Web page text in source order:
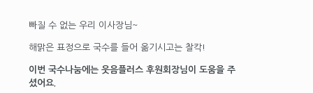
빠질 수 없는 우리 이사장님~
해맑은 표정으로 국수를 들어 옮기시고는 찰칵!
이번 국수나눔에는 웃음플러스 후원회장님이 도움을 주
셨어요.